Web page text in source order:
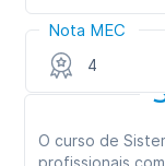
Nota MEC
4
O curso de
profissionais